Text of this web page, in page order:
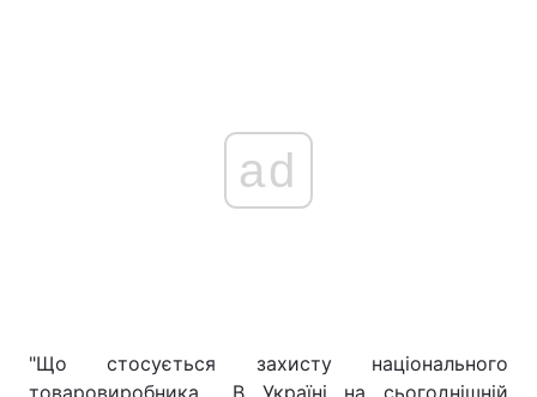
ad
"Що стосується захисту національного
товаровиробника… В Україні на сьогоднішній